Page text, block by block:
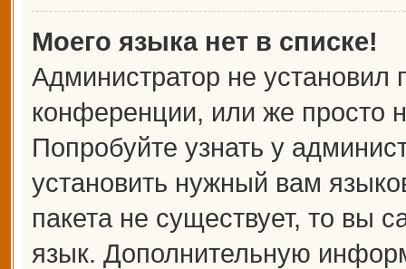
Моего языка нет в списке!
Администратор не установил
конференции, или же просто
Попробуйте узнать у
установить нужный вам
пакета не существует, то вы
язык. Дополнительную